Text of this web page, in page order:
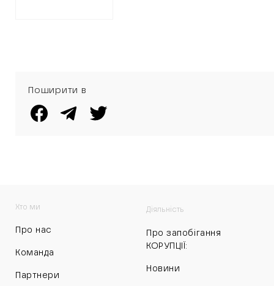
Поширити в
Хто ми
Про нас
Команда
Партнери
Діяльність
Про запобігання
КОРУПЦІЇ:
Новини